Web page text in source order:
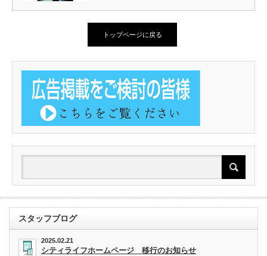
トップページに戻る
スタッフブログ
2025.02.21
シティライフホームページ 移行のお知らせ